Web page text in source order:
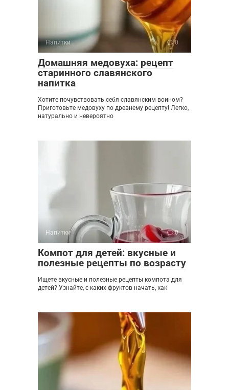
Напитки 0
Домашняя медовуха: рецепт
старинного славянского
напитка
Хотите почувствовать себя славянским воином?
Приготовьте медовуху по древнему рецепту! Легко,
натурально и невероятно
Напитки 0
Компот для детей: вкусные и
полезные рецепты по возрасту
Ищете вкусные и полезные рецепты компота для
детей? Узнайте, с каких фруктов начать, как